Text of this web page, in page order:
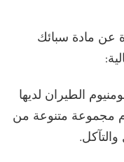
عن مادة سبائك
الطيران لديها
مجموعة متنوعة من
والتآكل.